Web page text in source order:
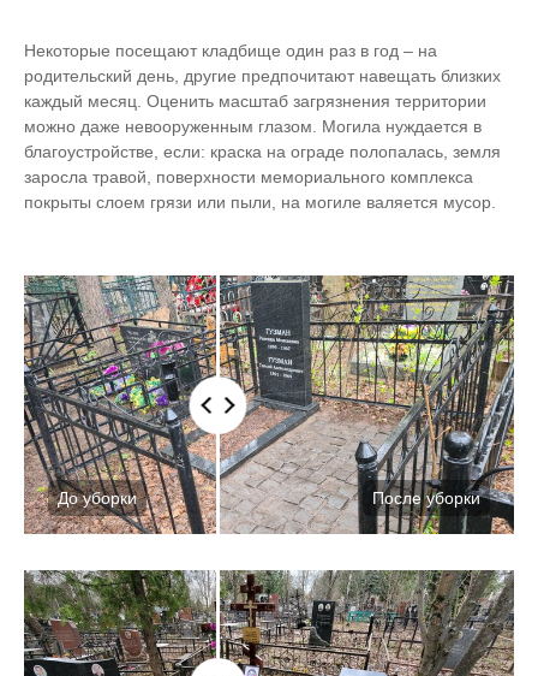
Некоторые посещают кладбище один раз в год – на
родительский день, другие предпочитают навещать близких
каждый месяц. Оценить масштаб загрязнения территории
можно даже невооруженным глазом. Могила нуждается в
благоустройстве, если: краска на ограде полопалась, земля
заросла травой, поверхности мемориального комплекса
покрыты слоем грязи или пыли, на могиле валяется мусор.